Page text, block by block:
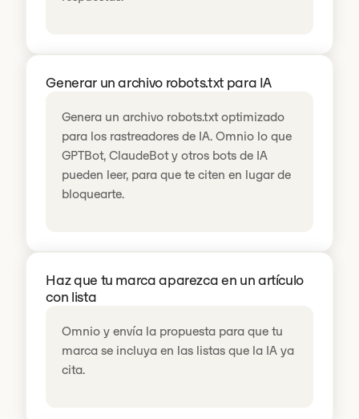
Generar un archivo robots.txt para IA
Genera un archivo robots.txt optimizado
para los rastreadores de IA. Omnio lo que
GPTBot, ClaudeBot y otros bots de IA
pueden leer, para que te citen en lugar de
bloquearte.
Haz que tu marca aparezca en un artículo
con lista
Omnio y envía la propuesta para que tu
marca se incluya en las listas que la IA ya
cita.